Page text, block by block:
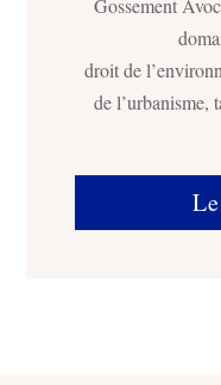
Gossement
droit de
de l’urbanisme,